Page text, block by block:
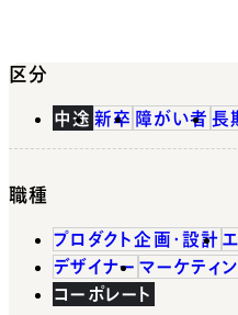
区分
中途 新卒 障がい者 長
職種
プロダクト企画・設計
デザイナー マーケティ
コーポレート